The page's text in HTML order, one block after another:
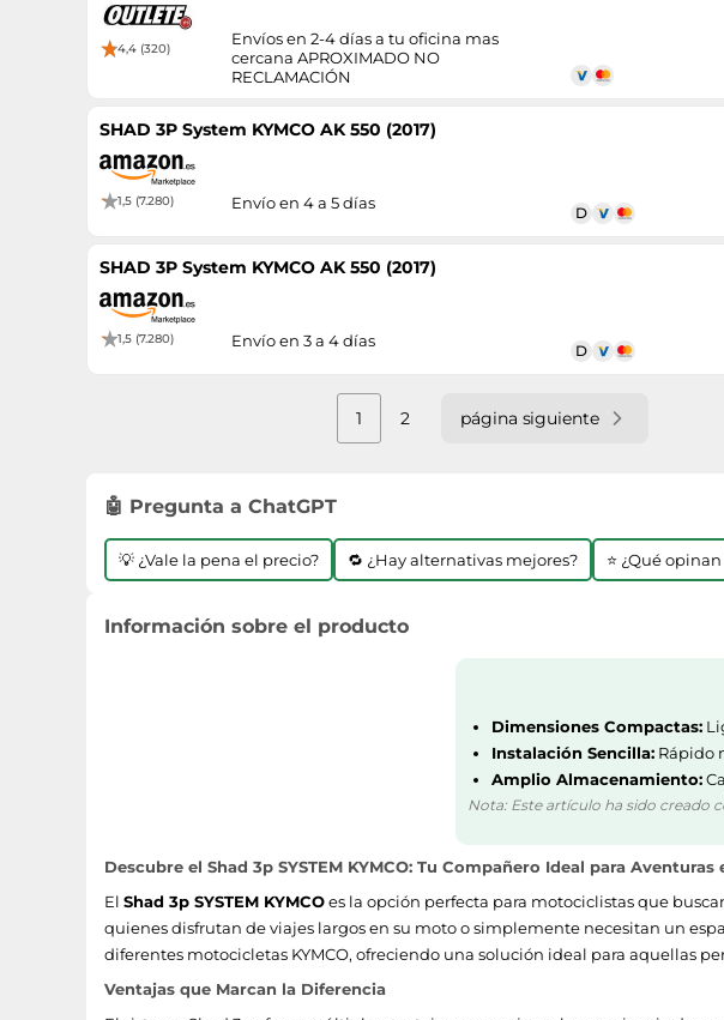
4,4 (320)
Envíos en 2-4 días a tu oficina mas
cercana APROXIMADO NO
RECLAMACIÓN
SHAD 3P System KYMCO AK 550 (2017)
1,5 (7.280) Envío en 4 a 5 días
SHAD 3P System KYMCO AK 550 (2017)
1,5 (7.280) Envío en 3 a 4 días
1 2 página siguiente
🤖 Pregunta a ChatGPT
💡 ¿Vale la pena el precio? 🔁 ¿Hay alternativas mejores? ⭐ ¿Qué
Información sobre el producto
Dimensiones Compactas:
Instalación Sencilla:Rápido
Amplio Almacenamiento:
Nota: Este artículo ha sido creado
Descubre el Shad 3p SYSTEM KYMCO: Tu Compañero Ideal para Aventuras
El Shad 3p SYSTEM KYMCOes la opción perfecta para motociclistas que
quienes disfrutan de viajes largos en su moto o simplemente necesitan un
diferentes motocicletas KYMCO, ofreciendo una solución ideal para aquellas
Ventajas que Marcan la Diferencia